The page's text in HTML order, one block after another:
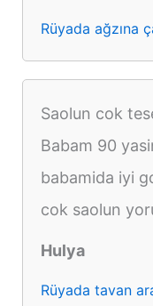
Rüyada ağzına
Saolun cok
Babam 90
babamida iyi
cok saolun
Hulya
Rüyada tavan